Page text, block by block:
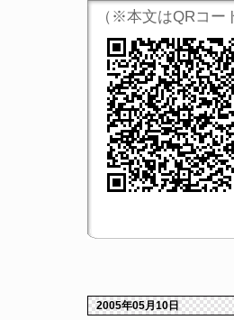
（※本文はQRコー
2005年05月10日